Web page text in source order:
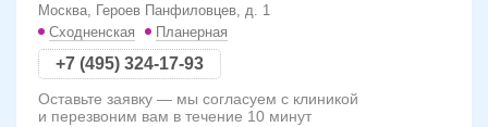
Москва, Героев Панфиловцев, д. 1
Сходненская
Планерная
+7 (495) 324-17-93
Оставьте заявку — мы согласуем с клиникой
и перезвоним вам в течение 10 минут